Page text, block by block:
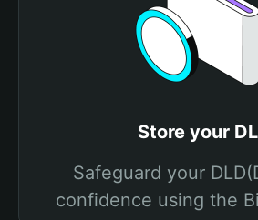
Store your
Safeguard your
confidence using the